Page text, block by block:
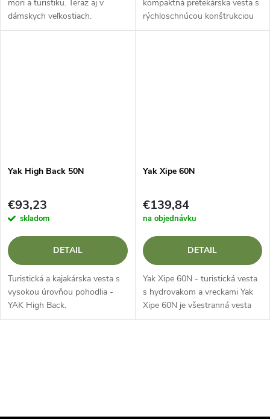
mori a turistiku. Teraz aj v
dámskych veľkostiach.
kompaktná pretekárska vesta s
rýchloschnúcou konštrukciou
Deimos PFD je nízkoprofilová
Yak High Back 50N
€93,23
skladom
DETAIL
Turistická a kajakárska vesta s
vysokou úrovňou pohodlia -
YAK High Back.
Yak Xipe 60N
€139,84
na objednávku
DETAIL
Yak Xipe 60N - turistická vesta
s hydrovakom a vreckami Yak
Xipe 60N je všestranná vesta
na turistiku, morské kajaky a